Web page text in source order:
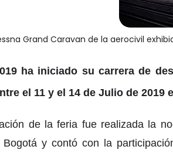
Grand Caravan de la aerocivil
ha iniciado su carrera de
el 11 y el 14 de Julio de
de la feria fue realizada la
Bogotá y contó con la